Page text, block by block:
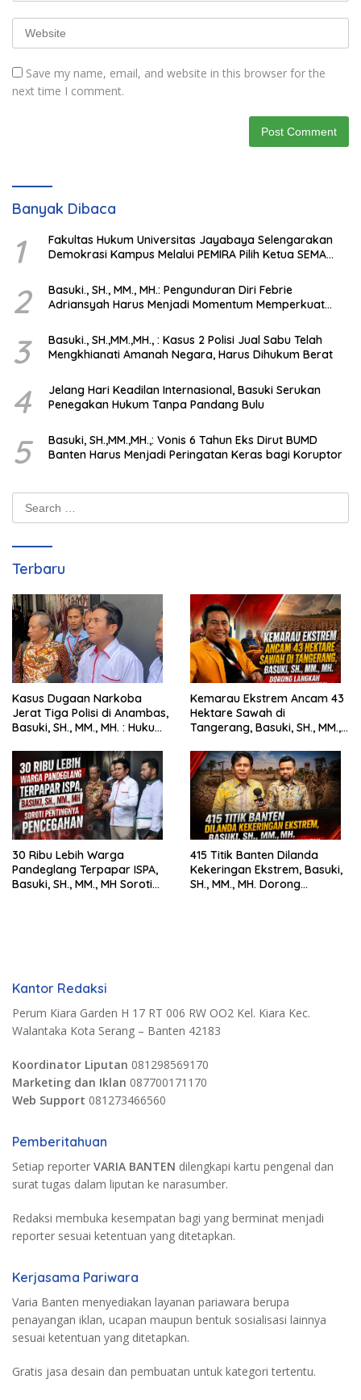
Save my name, email, and website in this browser for the
next time I comment.
Banyak Dibaca
1
Fakultas Hukum Universitas Jayabaya Selengarakan
Demokrasi Kampus Melalui PEMIRA Pilih Ketua SEMA
2
Basuki., SH., MM., MH.: Pengunduran Diri Febrie
Adriansyah Harus Menjadi Momentum Memperkuat
3
Basuki., SH.,MM.,MH., : Kasus 2 Polisi Jual Sabu Telah
Mengkhianati Amanah Negara, Harus Dihukum Berat
4
Jelang Hari Keadilan Internasional, Basuki Serukan
Penegakan Hukum Tanpa Pandang Bulu
5
Basuki, SH.,MM.,MH.,: Vonis 6 Tahun Eks Dirut BUMD
Banten Harus Menjadi Peringatan Keras bagi Koruptor
Terbaru
Kasus Dugaan Narkoba
Jerat Tiga Polisi di Anambas,
Basuki, SH., MM., MH. : Hukum
Kemarau Ekstrem Ancam 43
Hektare Sawah di
Tangerang, Basuki, SH., MM.,
Pemerintah
30 Ribu Lebih Warga
Pandeglang Terpapar ISPA,
Basuki, SH., MM., MH Soroti
415 Titik Banten Dilanda
Kekeringan Ekstrem, Basuki,
SH., MM., MH. Dorong
Kantor Redaksi
Perum Kiara Garden H 17 RT 006 RW OO2 Kel. Kiara Kec.
Walantaka Kota Serang – Banten 42183
Koordinator Liputan 081298569170
Marketing dan Iklan 087700171170
Web Support 081273466560
Pemberitahuan
Setiap reporter VARIA BANTEN dilengkapi kartu pengenal dan
surat tugas dalam liputan ke narasumber.
Redaksi membuka kesempatan bagi yang berminat menjadi
reporter sesuai ketentuan yang ditetapkan.
Kerjasama Pariwara
Varia Banten menyediakan layanan pariawara berupa
penayangan iklan, ucapan maupun bentuk sosialisasi lainnya
sesuai ketentuan yang ditetapkan.
Gratis jasa desain dan pembuatan untuk kategori tertentu.